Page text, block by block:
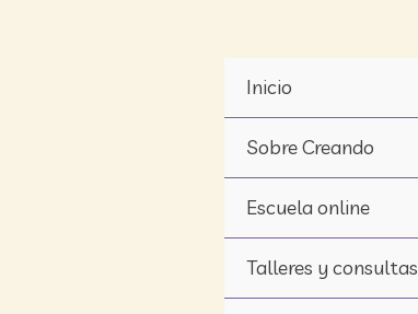
Inicio
Sobre Creando
Escuela online
Talleres y consultas